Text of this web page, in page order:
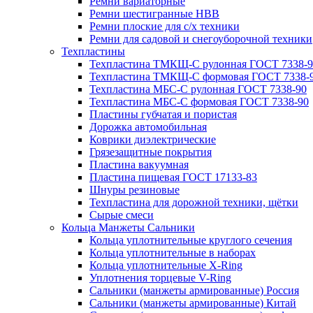
Ремни шестигранные HBB
Ремни плоские для с/х техники
Ремни для садовой и снегоуборочной техники
Техпластины
Техпластина ТМКЩ-С рулонная ГОСТ 7338-
Техпластина ТМКЩ-С формовая ГОСТ 7338-
Техпластина МБС-С рулонная ГОСТ 7338-90
Техпластина МБС-С формовая ГОСТ 7338-90
Пластины губчатая и пористая
Дорожка автомобильная
Коврики диэлектрические
Грязезащитные покрытия
Пластина вакуумная
Пластина пищевая ГОСТ 17133-83
Шнуры резиновые
Техпластина для дорожной техники, щётки
Сырые смеси
Кольца Манжеты Сальники
Кольца уплотнительные круглого сечения
Кольца уплотнительные в наборах
Кольца уплотнительные Х-Ring
Уплотнения торцевые V-Ring
Сальники (манжеты армированные) Россия
Сальники (манжеты армированные) Китай